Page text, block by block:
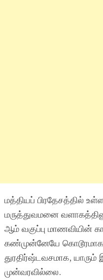
மத்தியப் பிரதேசத்தில்
மருத்துவமனை
ஆம் வகுப்பு மாணவியின்
கண்முன்னேயே
துரதிர்ஷ்டவசமாக,
முன்வரவில்லை.